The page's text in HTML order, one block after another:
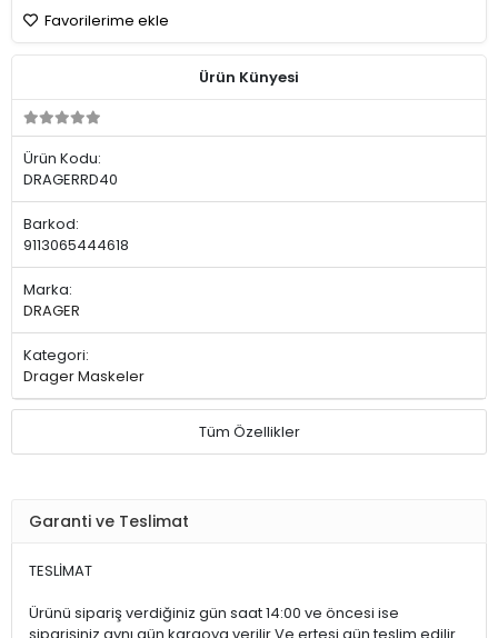
Favorilerime ekle
Ürün Künyesi
Ürün Kodu:
DRAGERRD40
Barkod:
9113065444618
Marka:
DRAGER
Kategori:
Drager Maskeler
Tüm Özellikler
Garanti ve Teslimat
TESLİMAT
Ürünü sipariş verdiğiniz gün saat 14:00 ve öncesi ise